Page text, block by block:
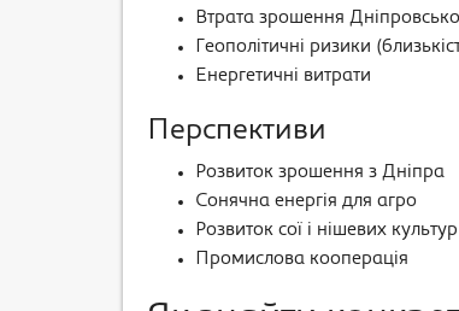
Втрата зрошення
Геополітичні ризики
Енергетичні витрати
Перспективи
Розвиток зрошення з Дніпра
Сонячна енергія для агро
Розвиток сої і нішевих культур
Промислова кооперація